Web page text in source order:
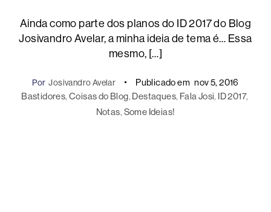
Ainda como parte dos planos do ID 2017 do Blog
Josivandro Avelar, a minha ideia de tema é… Essa
mesmo, […]
Por Josivandro Avelar Publicado em nov 5, 2016
Bastidores, Coisas do Blog, Destaques, Fala Josi, ID 2017
Notas, Some Ideias!